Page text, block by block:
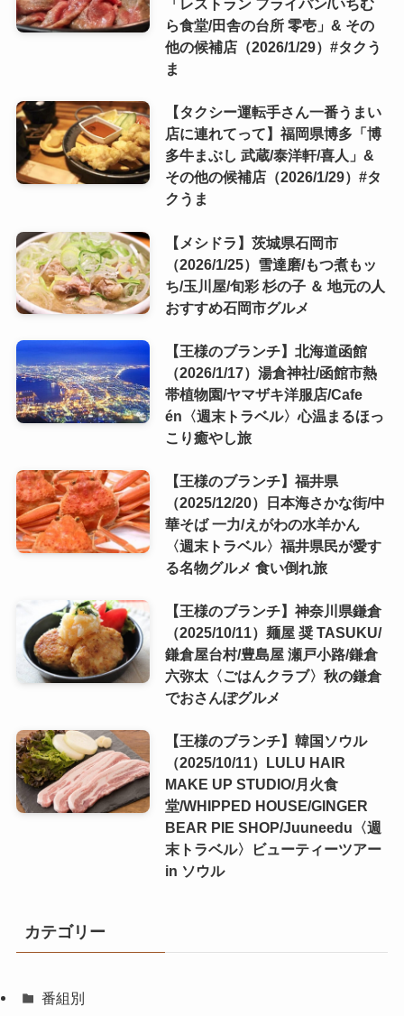
「レストラン フライパン/いちむ
ら食堂/田舎の台所 零壱」& その
他の候補店（2026/1/29）#タクう
ま
【タクシー運転手さん一番うまい
店に連れてって】福岡県博多「博
多牛まぶし 武蔵/泰洋軒/喜人」&
その他の候補店（2026/1/29）#タ
クうま
【メシドラ】茨城県石岡市
（2026/1/25）雪達磨/もつ煮もッ
ち/玉川屋/旬彩 杉の子 ＆ 地元の人
おすすめ石岡市グルメ
【王様のブランチ】北海道函館
（2026/1/17）湯倉神社/函館市熱
帯植物園/ヤマザキ洋服店/Cafe
én〈週末トラベル〉心温まるほっ
こり癒やし旅
【王様のブランチ】福井県
（2025/12/20）日本海さかな街/中
華そば 一力/えがわの水羊かん
〈週末トラベル〉福井県民が愛す
る名物グルメ 食い倒れ旅
【王様のブランチ】神奈川県鎌倉
（2025/10/11）麺屋 奨 TASUKU/
鎌倉屋台村/豊島屋 瀬戸小路/鎌倉
六弥太〈ごはんクラブ〉秋の鎌倉
でおさんぽグルメ
【王様のブランチ】韓国ソウル
（2025/10/11）LULU HAIR
MAKE UP STUDIO/月火食
堂/WHIPPED HOUSE/GINGER
BEAR PIE SHOP/Juuneedu〈週
末トラベル〉ビューティーツアー
in ソウル
カテゴリー
番組別